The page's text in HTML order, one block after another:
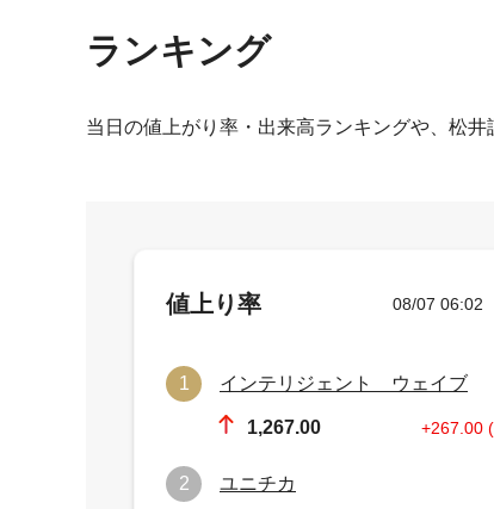
ランキング
当日の値上がり率・出来高ランキングや、松